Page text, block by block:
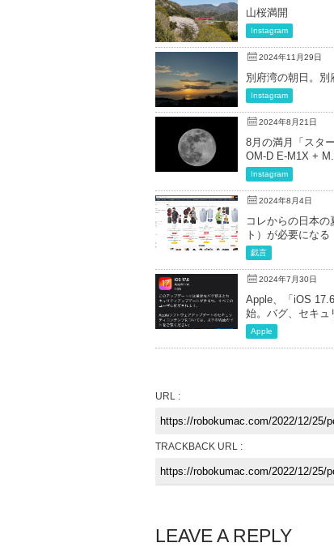
山桜満開
Instagram
2024年11月29日
別府湾の朝日。
Instagram
2024年8月21日
8月の満月「スタ
OM-D E-M1X +
Instagram
2024年8月4日
コレからの日本
ト）が必要になる
戯言
2024年7月30日
Apple、「iOS
始。バグ、セキュ
Apple
URL :
TRACKBACK URL :
LEAVE A REPLY